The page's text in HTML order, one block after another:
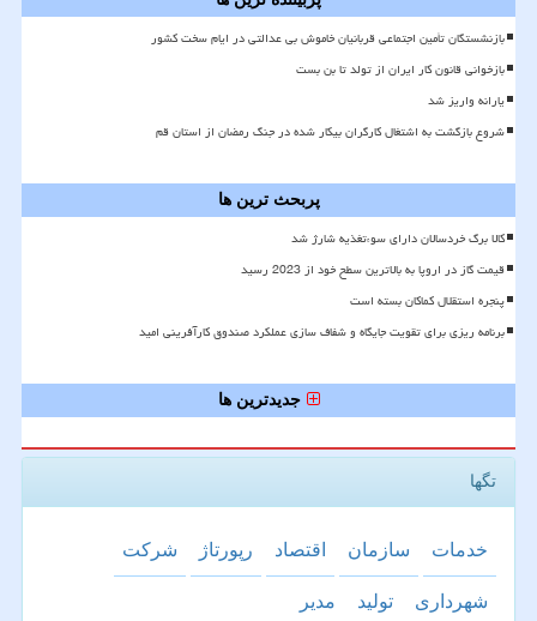
بازنشستگان تأمین اجتماعی قربانیان خاموش بی عدالتی در ایام سخت کشور
بازخوانی قانون کار ایران از تولد تا بن بست
یارانه واریز شد
شروع بازگشت به اشتغال کارگران بیکار شده در جنگ رمضان از استان قم
پربحث ترین ها
کالا برگ خردسالان دارای سوءتغذیه شارژ شد
قیمت گاز در اروپا به بالاترین سطح خود از 2023 رسید
پنجره استقلال کماکان بسته است
برنامه ریزی برای تقویت جایگاه و شفاف سازی عملکرد صندوق کارآفرینی امید
جدیدترین ها
تگها
خدمات سازمان اقتصاد رپورتاژ شركت
شهرداری تولید مدیر